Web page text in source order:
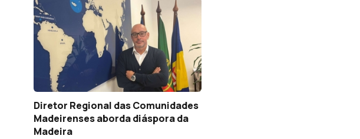
Diretor Regional das Comunidades
Madeirenses aborda diáspora da
Madeira